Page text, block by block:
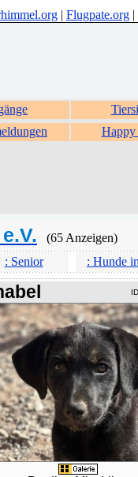
| Flugpate.org |
Happy
(65 Anzeigen)
: Senior : Hunde